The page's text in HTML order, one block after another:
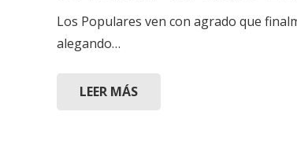
Los Populares ven con agrado que
alegando…
LEER MÁS